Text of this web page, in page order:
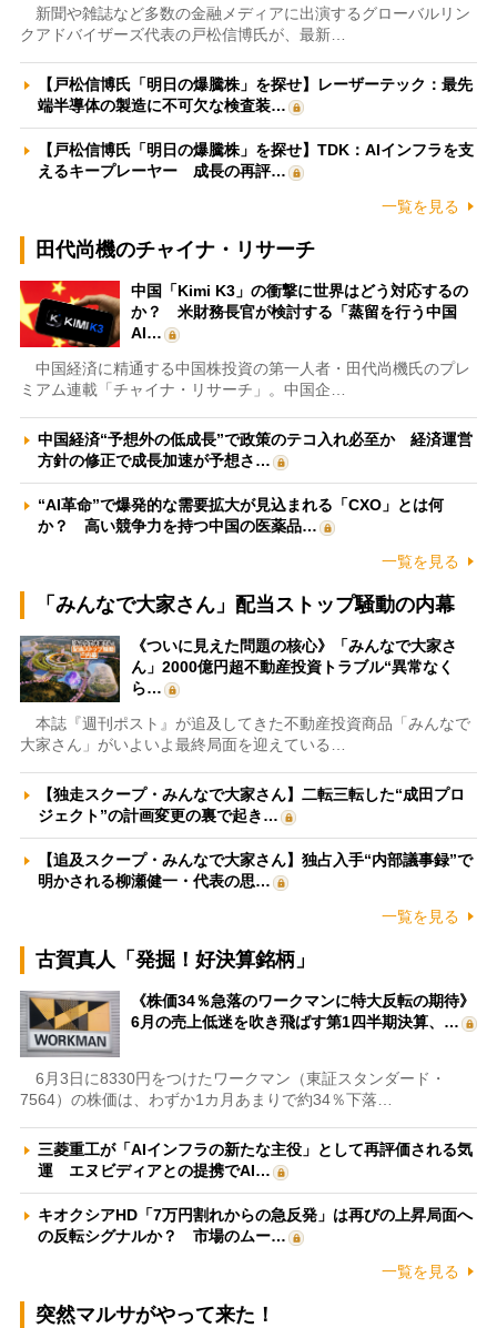
新聞や雑誌など多数の金融メディアに出演するグローバルリン
クアドバイザーズ代表の戸松信博氏が、最新…
【戸松信博氏「明日の爆騰株」を探せ】レーザーテック：最先
端半導体の製造に不可欠な検査装…
【戸松信博氏「明日の爆騰株」を探せ】TDK：AIインフラを支
えるキープレーヤー 成長の再評…
一覧を見る
田代尚機のチャイナ・リサーチ
中国「Kimi K3」の衝撃に世界はどう対応するの
か？ 米財務長官が検討する「蒸留を行う中国
AI…
中国経済に精通する中国株投資の第一人者・田代尚機氏のプレ
ミアム連載「チャイナ・リサーチ」。中国企…
中国経済“予想外の低成長”で政策のテコ入れ必至か 経済運営
方針の修正で成長加速が予想さ…
“AI革命”で爆発的な需要拡大が見込まれる「CXO」とは何
か？ 高い競争力を持つ中国の医薬品…
一覧を見る
「みんなで大家さん」配当ストップ騒動の内幕
《ついに見えた問題の核心》「みんなで大家さ
ん」2000億円超不動産投資トラブル“異常なく
ら…
本誌『週刊ポスト』が追及してきた不動産投資商品「みんなで
大家さん」がいよいよ最終局面を迎えている…
【独走スクープ・みんなで大家さん】二転三転した“成田プロ
ジェクト”の計画変更の裏で起き…
【追及スクープ・みんなで大家さん】独占入手“内部議事録”で
明かされる柳瀬健一・代表の思…
一覧を見る
古賀真人「発掘！好決算銘柄」
《株価34％急落のワークマンに特大反転の期待》
6月の売上低迷を吹き飛ばす第1四半期決算、…
6月3日に8330円をつけたワークマン（東証スタンダード・
7564）の株価は、わずか1カ月あまりで約34％下落…
三菱重工が「AIインフラの新たな主役」として再評価される気
運 エヌビディアとの提携でAI…
キオクシアHD「7万円割れからの急反発」は再びの上昇局面へ
の反転シグナルか？ 市場のムー…
一覧を見る
突然マルサがやって来た！